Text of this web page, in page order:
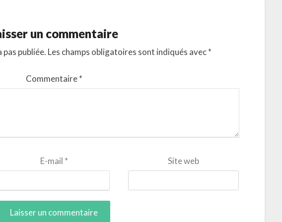
un commentaire
publiée. Les champs obligatoires sont indiqués avec*
Commentaire*
E-mail * Site web